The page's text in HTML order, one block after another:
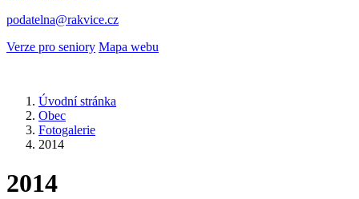
podatelna@rakvice.cz
Verze pro seniory Mapa webu
Úvodní stránka
Obec
Fotogalerie
2014
2014